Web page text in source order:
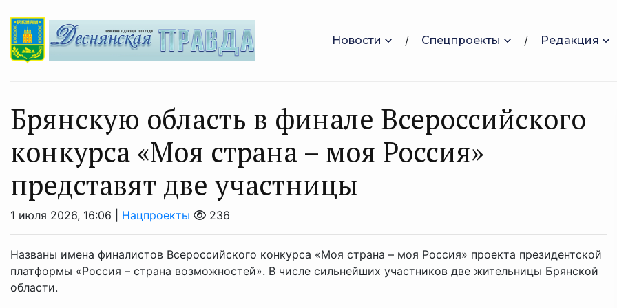
Новости Спецпроекты Редакция
Брянскую область в финале Всероссийского
конкурса «Моя страна – моя Россия»
представят две участницы
1 июля 2026, 16:06 | Нацпроекты 236
Названы имена финалистов Всероссийского конкурса «Моя страна – моя Россия» проекта президентской
платформы «Россия – страна возможностей». В числе сильнейших участников две жительницы Брянской
области.